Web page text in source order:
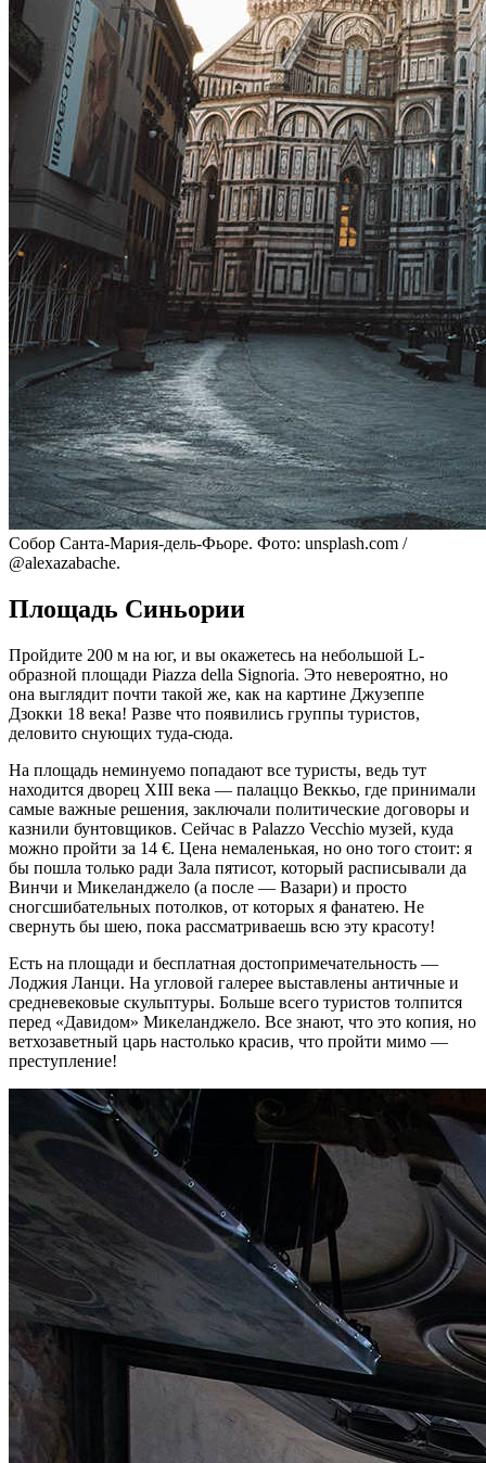
Собор Санта-Мария-дель-Фьоре. Фото: unsplash.com /
@alexazabache.
Площадь Синьории
Пройдите 200 м на юг, и вы окажетесь на небольшой L-
образной площади Piazza della Signoria. Это невероятно, но
она выглядит почти такой же, как на картине Джузеппе
Дзокки 18 века! Разве что появились группы туристов,
деловито снующих туда-сюда.
На площадь неминуемо попадают все туристы, ведь тут
находится дворец XIII века — палаццо Веккьо, где принимали
самые важные решения, заключали политические договоры и
казнили бунтовщиков. Сейчас в Palazzo Vecchio музей, куда
можно пройти за 14 €. Цена немаленькая, но оно того стоит: я
бы пошла только ради Зала пятисот, который расписывали да
Винчи и Микеланджело (а после — Вазари) и просто
сногсшибательных потолков, от которых я фанатею. Не
свернуть бы шею, пока рассматриваешь всю эту красоту!
Есть на площади и бесплатная достопримечательность —
Лоджия Ланци. На угловой галерее выставлены античные и
средневековые скульптуры. Больше всего туристов толпится
перед «Давидом» Микеланджело. Все знают, что это копия, но
ветхозаветный царь настолько красив, что пройти мимо —
преступление!